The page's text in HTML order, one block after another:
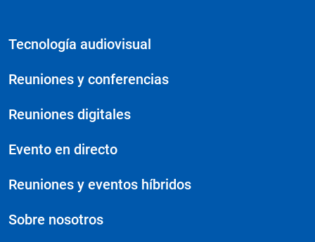
Tecnología audiovisual
Reuniones y conferencias
Reuniones digitales
Evento en directo
Reuniones y eventos híbridos
Sobre nosotros